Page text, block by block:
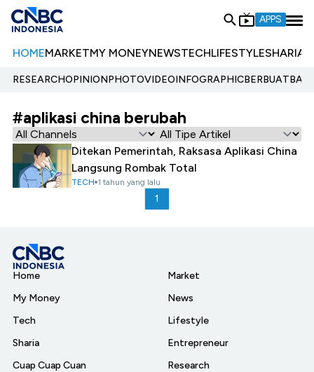
APPS
HOMEMARKETMY MONEYNEWSTECHLIFESTYLESHARIA
RESEARCHOPINIONPHOTOVIDEOINFOGRAPHIC
#aplikasi china berubah
Ditekan Pemerintah, Raksasa Aplikasi China
Langsung Rombak Total
TECH 1 tahun yang lalu
1
Home
My Money
Tech
Sharia
Cuap Cuap Cuan
Market
News
Lifestyle
Entrepreneur
Research